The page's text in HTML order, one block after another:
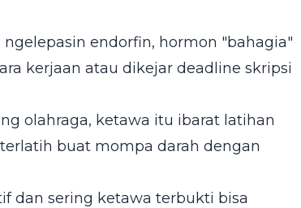
endorfin, hormon "bahagia"
kerjaan atau dikejar deadline skripsi
olahraga, ketawa itu ibarat latihan
buat mompa darah dengan
dan sering ketawa terbukti bisa